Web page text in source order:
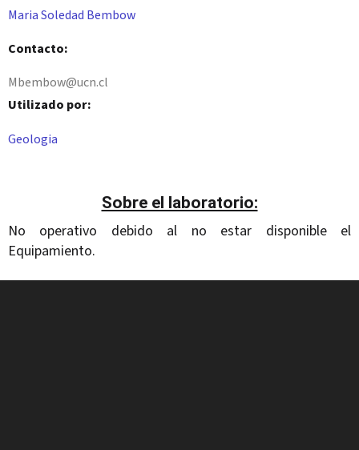
Maria Soledad Bembow
Contacto:
Mbembow@ucn.cl
Utilizado por:
Geologia
Sobre el laboratorio:
No operativo debido al no estar disponible el
Equipamiento.